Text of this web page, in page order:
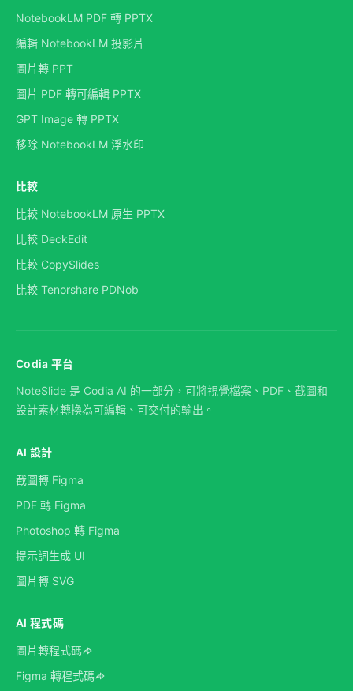
NotebookLM PDF 轉 PPTX
編輯 NotebookLM 投影片
圖片轉 PPT
圖片 PDF 轉可編輯 PPTX
GPT Image 轉 PPTX
移除 NotebookLM 浮水印
比較
比較 NotebookLM 原生 PPTX
比較 DeckEdit
比較 CopySlides
比較 Tenorshare PDNob
Codia 平台
NoteSlide 是 Codia AI 的一部分，可將視覺檔案、PDF、截圖和
設計素材轉換為可編輯、可交付的輸出。
AI 設計
截圖轉 Figma
PDF 轉 Figma
Photoshop 轉 Figma
提示詞生成 UI
圖片轉 SVG
AI 程式碼
圖片轉程式碼
Figma 轉程式碼